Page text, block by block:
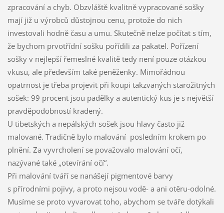
zpracování a chyb. Obzvláště kvalitně vypracované sošky
mají již u výrobců důstojnou cenu, protože do nich
investovali hodně času a umu. Skutečně nelze počítat s tím,
že bychom prvotřídní sošku pořídili za pakatel. Pořízení
sošky v nejlepší řemeslné kvalitě tedy není pouze otázkou
vkusu, ale především také peněženky. Mimořádnou
opatrnost je třeba projevit při koupi takzvaných starožitných
sošek: 99 procent jsou padělky a autentický kus je s největší
pravděpodobností kradený.
U tibetských a nepálských sošek jsou hlavy často již
malované. Tradičně bylo malování posledním krokem po
plnění. Za vyvrcholení se považovalo malování očí,
nazývané také „otevírání očí“.
Při malování tváří se nanášejí pigmentové barvy
s přírodními pojivy, a proto nejsou vodě- a ani otěru-odolné.
Musíme se proto vyvarovat toho, abychom se tváře dotýkali